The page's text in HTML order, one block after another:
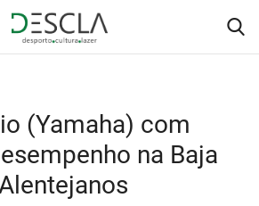
(Yamaha) com
na Baja